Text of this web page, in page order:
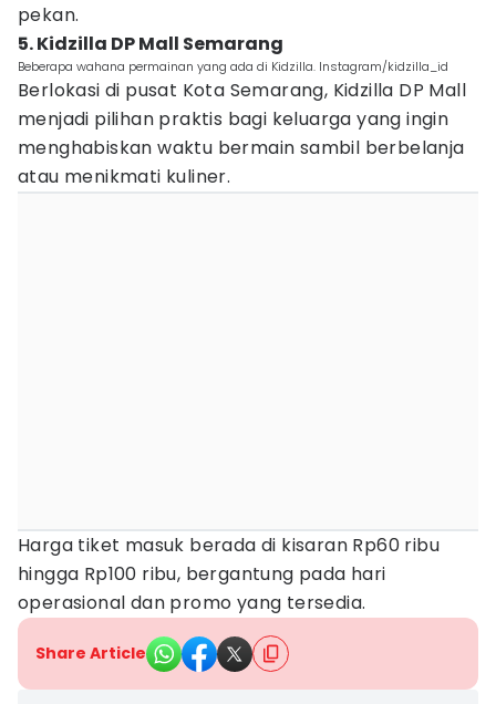
pekan.
5. Kidzilla DP Mall Semarang
Beberapa wahana permainan yang ada di Kidzilla. Instagram/kidzilla_id
Berlokasi di pusat Kota Semarang, Kidzilla DP Mall
menjadi pilihan praktis bagi keluarga yang ingin
menghabiskan waktu bermain sambil berbelanja
atau menikmati kuliner.
Harga tiket masuk berada di kisaran Rp60 ribu
hingga Rp100 ribu, bergantung pada hari
operasional dan promo yang tersedia.
Share Article